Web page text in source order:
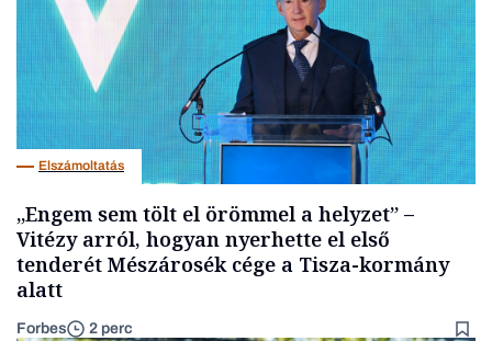
Elszámoltatás
„Engem sem tölt el örömmel a helyzet” –
Vitézy arról, hogyan nyerhette el első
tenderét Mészárosék cége a Tisza-kormány
alatt
Forbes 2 perc